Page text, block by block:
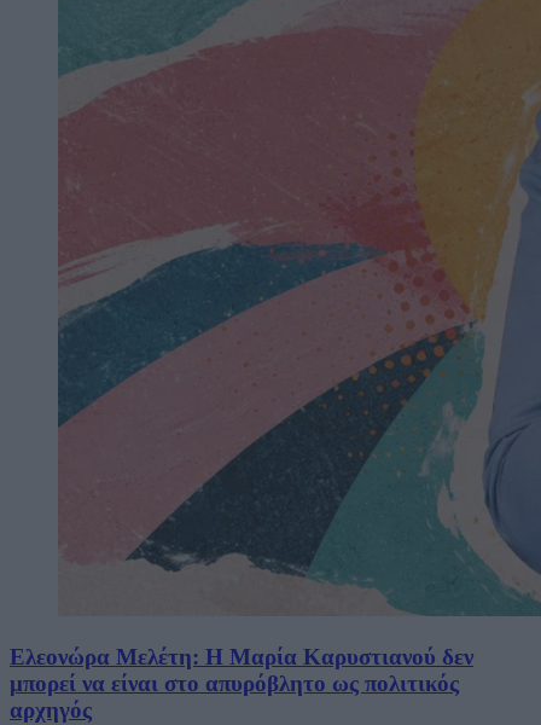
Ελεονώρα Μελέτη: Η Μαρία Καρυστιανού δεν
μπορεί να είναι στο απυρόβλητο ως πολιτικός
αρχηγός